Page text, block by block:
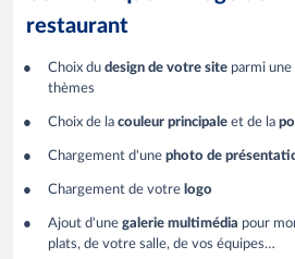
restaurant
Choix du design de votre site parmi
thèmes
Choix de la couleur principale et de la
Chargement d'une photo de
Chargement de votre logo
Ajout d'une galerie multimédia pour
plats, de votre salle, de vos équipes…